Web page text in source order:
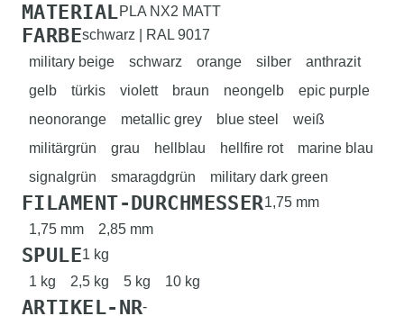
MATERIALPLA NX2 MATT
FARBEschwarz | RAL 9017
military beige
schwarz orange silber
anthrazit
gelb
türkis violett braun neongelb
epic purple
neonorange
metallic grey blue steel
weiß
militärgrün
grau hellblau hellfire rot
marine blau
signalgrün
smaragdgrün military dark green
FILAMENT-DURCHMESSER1,75 mm
1,75 mm
2,85 mm
SPULE1 kg
1 kg
2,5 kg 5 kg 10 kg
ARTIKEL-NR-